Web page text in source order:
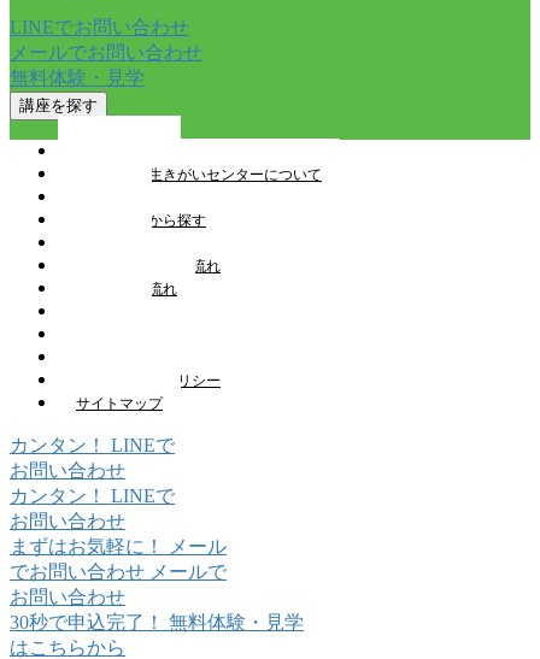
LINEでお問い合わせ
メールでお問い合わせ
無料体験・見学
講座を探す
とやま健康生きがいセンターについて
教室を検索から探す
見学・体験申込の流れ
受講申込の流れ
プライバシーポリシー
サイトマップ
カンタン！ LINEで
お問い合わせ
カンタン！
LINEで
お問い合わせ
まずはお気軽に！
メール
でお問い合わせ メールで
お問い合わせ
30秒で申込完了！
無料体験・見学
はこちらから